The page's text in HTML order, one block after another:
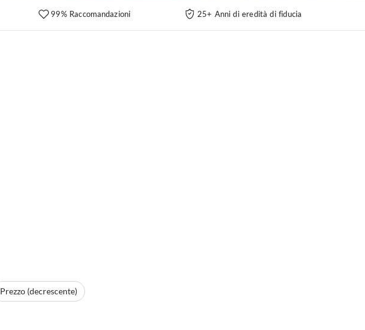
99% Raccomandazioni 25+ Anni di eredità di fiducia
Prezzo (decrescente)